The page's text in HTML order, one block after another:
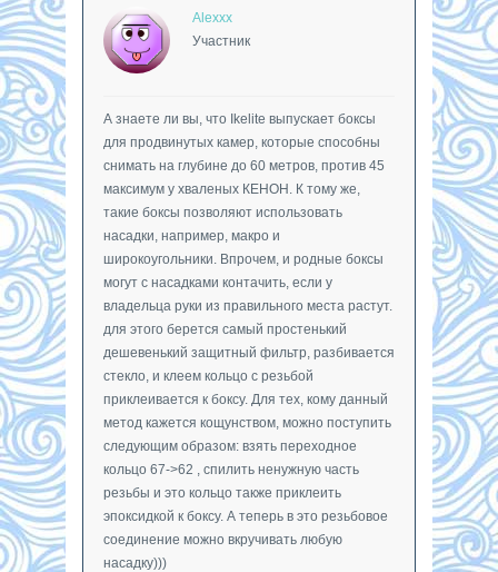
Alexxx
Участник
А знаете ли вы, что Ikelite выпускает боксы
для продвинутых камер, которые способны
снимать на глубине до 60 метров, против 45
максимум у хваленых КЕНОН. К тому же,
такие боксы позволяют использовать
насадки, например, макро и
широкоугольники. Впрочем, и родные боксы
могут с насадками контачить, если у
владельца руки из правильного места растут.
для этого берется самый простенький
дешевенький защитный фильтр, разбивается
стекло, и клеем кольцо с резьбой
приклеивается к боксу. Для тех, кому данный
метод кажется кощунством, можно поступить
следующим образом: взять переходное
кольцо 67->62 , спилить ненужную часть
резьбы и это кольцо также приклеить
эпоксидкой к боксу. А теперь в это резьбовое
соединение можно вкручивать любую
насадку)))